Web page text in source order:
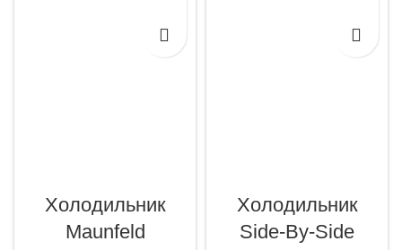
Холодильник
Maunfeld
Холодильник
Side-By-Side